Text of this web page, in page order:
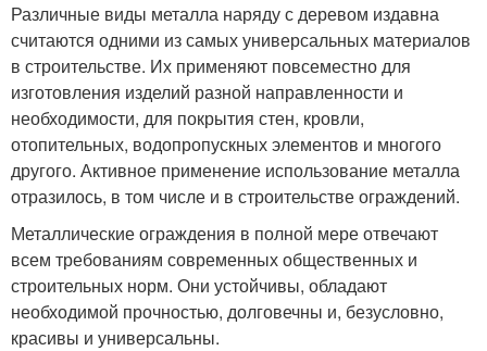
Различные виды металла наряду с деревом издавна
считаются одними из самых универсальных материалов
в строительстве. Их применяют повсеместно для
изготовления изделий разной направленности и
необходимости, для покрытия стен, кровли,
отопительных, водопропускных элементов и многого
другого. Активное применение использование металла
отразилось, в том числе и в строительстве ограждений.
Металлические ограждения в полной мере отвечают
всем требованиям современных общественных и
строительных норм. Они устойчивы, обладают
необходимой прочностью, долговечны и, безусловно,
красивы и универсальны.